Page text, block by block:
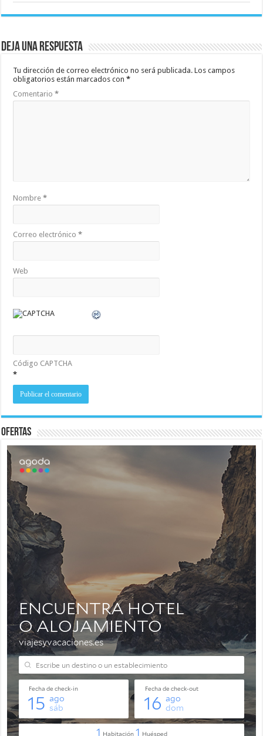
Deja una respuesta
Tu dirección de correo electrónico no será publicada. Los campos
obligatorios están marcados con*
Comentario*
Nombre*
Correo electrónico*
Web
Código CAPTCHA
*
Ofertas